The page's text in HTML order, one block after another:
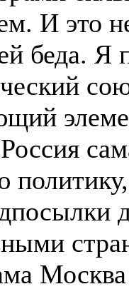
И это
беда. Я